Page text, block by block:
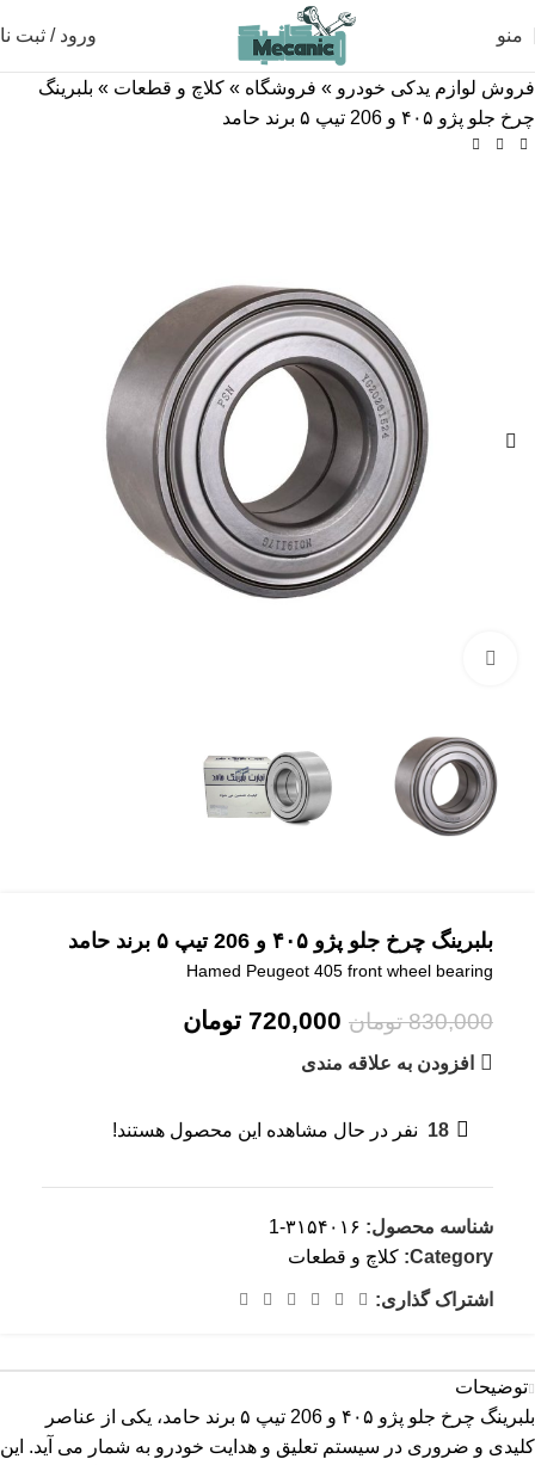
منو ورود / ثبت
فروش لوازم یدکی خودرو » فروشگاه » کلاچ و قطعات » بلبرینگ
چرخ جلو پژو ۴۰۵ و 206 تیپ ۵ برند حامد
بلبرینگ چرخ جلو پژو ۴۰۵ و 206 تیپ ۵ برند حامد
Hamed Peugeot 405 front wheel bearing
830,000 تومان 720,000 تومان
افزودن به علاقه مندی
18 نفر در حال مشاهده این محصول هستند!
شناسه محصول: ۳۱۵۴۰۱۶-1
Category: کلاچ و قطعات
اشتراک گذاری:
توضیحات
بلبرینگ چرخ جلو پژو ۴۰۵ و 206 تیپ ۵ برند حامد، یکی از عناصر
کلیدی و ضروری در سیستم تعلیق و هدایت خودرو به شمار می آید. این